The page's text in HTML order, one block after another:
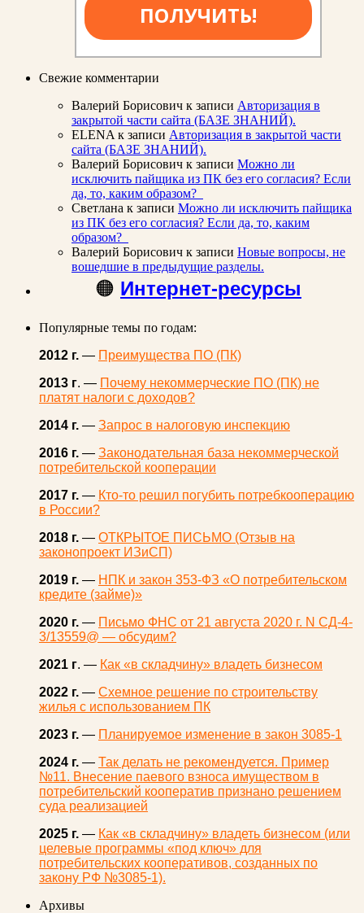
ПОЛУЧИТЬ!
Свежие комментарии
Валерий Борисович к записи Авторизация в
закрытой части сайта (БАЗЕ ЗНАНИЙ).
ELENA к записи Авторизация в закрытой части
сайта (БАЗЕ ЗНАНИЙ).
Валерий Борисович к записи Можно ли
исключить пайщика из ПК без его согласия? Если
да, то, каким образом?
Светлана к записи Можно ли исключить пайщика
из ПК без его согласия? Если да, то, каким
образом?
Валерий Борисович к записи Новые вопросы, не
вошедшие в предыдущие разделы.
🟠 Интернет-ресурсы
Популярные темы по годам:
2012 г. — Преимущества ПО (ПК)
2013 г. — Почему некоммерческие ПО (ПК) не
платят налоги с доходов?
2014 г. — Запрос в налоговую инспекцию
2016 г. — Законодательная база некоммерческой
потребительской кооперации
2017 г. — Кто-то решил погубить потребкооперацию
в России?
2018 г. — ОТКРЫТОЕ ПИСЬМО (Отзыв на
законопроект ИЗиСП)
2019 г. — НПК и закон 353-ФЗ «О потребительском
кредите (займе)»
2020 г. — Письмо ФНС от 21 августа 2020 г. N СД-4-
3/13559@ — обсудим?
2021 г. — Как «в складчину» владеть бизнесом
2022 г. — Схемное решение по строительству
жилья с использованием ПК
2023 г. — Планируемое изменение в закон 3085-1
2024 г. — Так делать не рекомендуется. Пример
№11. Внесение паевого взноса имуществом в
потребительский кооператив признано решением
суда реализацией
2025 г. — Как «в складчину» владеть бизнесом (или
целевые программы «под ключ» для
потребительских кооперативов, созданных по
закону РФ №3085-1).
Архивы